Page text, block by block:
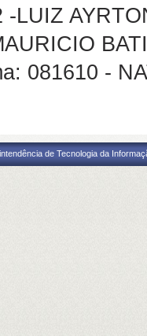
-LUIZ
081610 -
de Tecnologia da